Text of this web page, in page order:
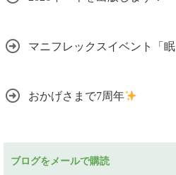
マニフレックスイベント「
おかげさまで7周年
ブログをメールで購読